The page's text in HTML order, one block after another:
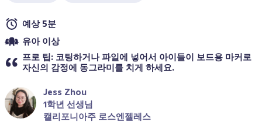
예상 5분
유아 이상
프로 팁: 코팅하거나 파일에 넣어서 아이들이 보드용 마커로
자신의 감정에 동그라미를 치게 하세요.
Jess Zhou
1학년 선생님
캘리포니아주 로스엔젤레스